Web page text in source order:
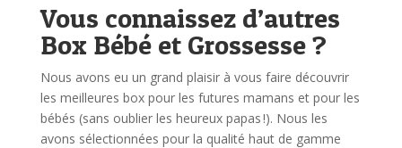
Vous connaissez d’autres
Box Bébé et Grossesse ?
Nous avons eu un grand plaisir à vous faire découvrir
les meilleures box pour les futures mamans et pour les
bébés (sans oublier les heureux papas !). Nous les
avons sélectionnées pour la qualité haut de gamme